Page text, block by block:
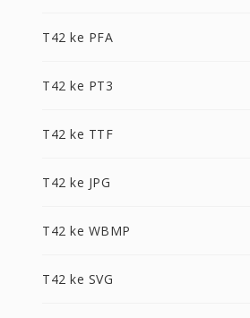
T42 ke PFA
T42 ke PT3
T42 ke TTF
T42 ke JPG
T42 ke WBMP
T42 ke SVG